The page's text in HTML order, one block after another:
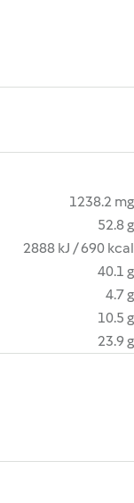
1238.2 mg
52.8 g
2888 kJ / 690 kcal
40.1 g
4.7 g
10.5 g
23.9 g